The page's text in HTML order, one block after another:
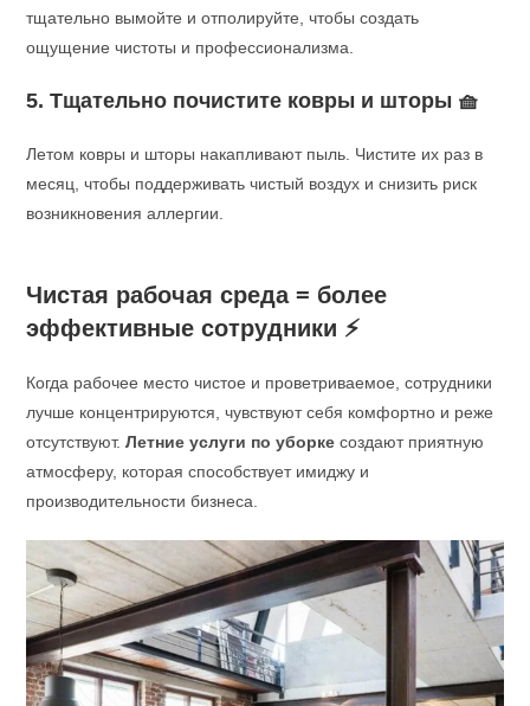
тщательно вымойте и отполируйте, чтобы создать
ощущение чистоты и профессионализма.
5. Тщательно почистите ковры и шторы 🧺
Летом ковры и шторы накапливают пыль. Чистите их раз в
месяц, чтобы поддерживать чистый воздух и снизить риск
возникновения аллергии.
Чистая рабочая среда = более
эффективные сотрудники ⚡
Когда рабочее место чистое и проветриваемое, сотрудники
лучше концентрируются, чувствуют себя комфортно и реже
отсутствуют.Летние услуги по уборке создают приятную
атмосферу, которая способствует имиджу и
производительности бизнеса.